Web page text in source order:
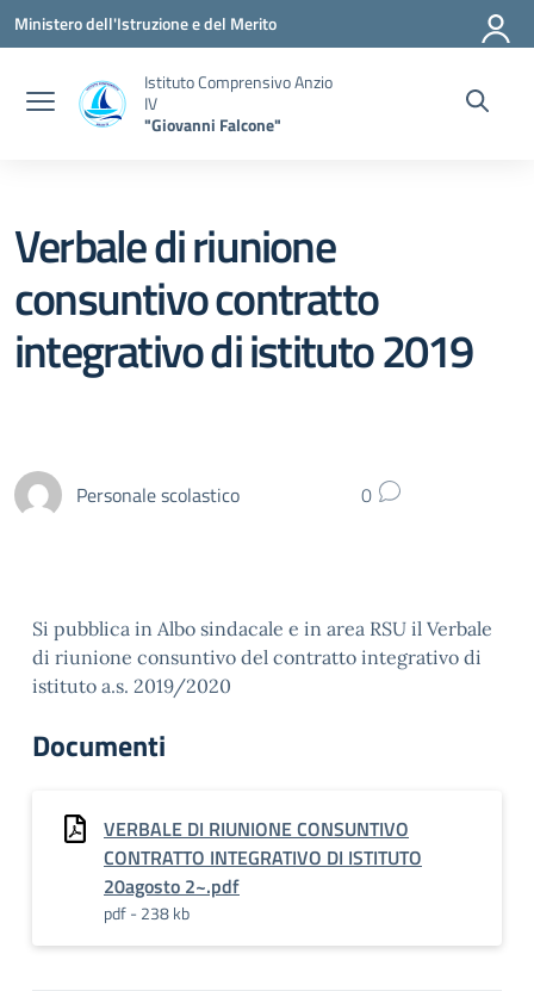
Vai ai contenuti
Vai al menu di navigazione
Vai al footer
Ministero dell'Istruzione e del Merito
Istituto Comprensivo Anzio
IV
"Giovanni Falcone"
Verbale di riunione
consuntivo contratto
integrativo di istituto 2019
Personale scolastico 0
Si pubblica in Albo sindacale e in area RSU il Verbale
di riunione consuntivo del contratto integrativo di
istituto a.s. 2019/2020
Documenti
VERBALE DI RIUNIONE CONSUNTIVO
CONTRATTO INTEGRATIVO DI ISTITUTO
20agosto 2~.pdf
pdf - 238 kb